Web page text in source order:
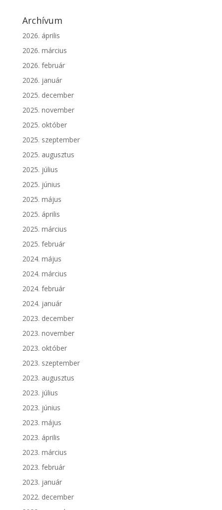
Archívum
2026. április
2026. március
2026. február
2026. január
2025. december
2025. november
2025. október
2025. szeptember
2025. augusztus
2025. július
2025. június
2025. május
2025. április
2025. március
2025. február
2024. május
2024. március
2024. február
2024. január
2023. december
2023. november
2023. október
2023. szeptember
2023. augusztus
2023. július
2023. június
2023. május
2023. április
2023. március
2023. február
2023. január
2022. december